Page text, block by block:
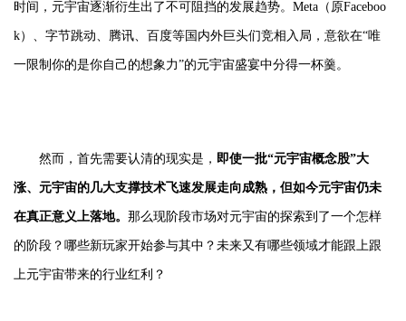
时间，元宇宙逐渐衍生出了不可阻挡的发展趋势。Meta（原Faceboo
k）、字节跳动、腾讯、百度等国内外巨头们竞相入局，意欲在“唯
一限制你的是你自己的想象力”的元宇宙盛宴中分得一杯羹。
然而，首先需要认清的现实是， 即使一批“元宇宙概念股”大
涨、元宇宙的几大支撑技术飞速发展走向成熟，但如今元宇宙仍未
在真正意义上落地。 那么现阶段市场对元宇宙的探索到了一个怎样
的阶段？哪些新玩家开始参与其中？未来又有哪些领域才能跟上跟
上元宇宙带来的行业红利？